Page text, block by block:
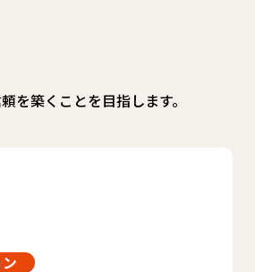
を築くことを目指します。